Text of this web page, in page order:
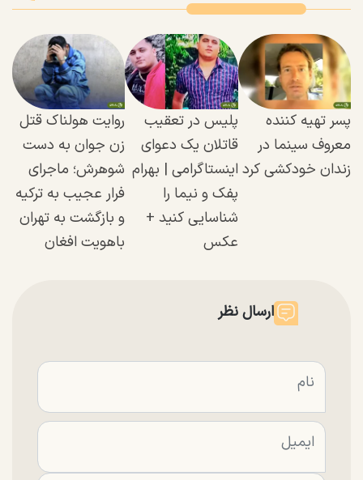
پسر تهیه کننده
معروف سینما در
زندان خودکشی کرد
پلیس در تعقیب
قاتلان یک دعوای
اینستاگرامی | بهرام
پفک و نیما را
شناسایی کنید +
عکس
روایت هولناک قتل
زن جوان به دست
شوهرش؛ ماجرای
فرار عجیب به ترکیه
و بازگشت به تهران
با‌هویت افغان
ارسال نظر